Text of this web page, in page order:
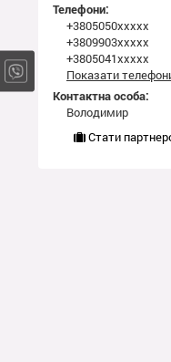
Телефони:
+3805050xxxxx
+3809903xxxxx
+3805041xxxxx
Показати
Контактна особа:
Володимир
Стати